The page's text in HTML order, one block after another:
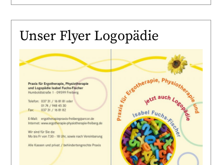
Unser Flyer Logopädie